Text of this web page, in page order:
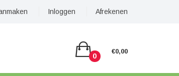
Inloggen Afrekenen
0
€0,00